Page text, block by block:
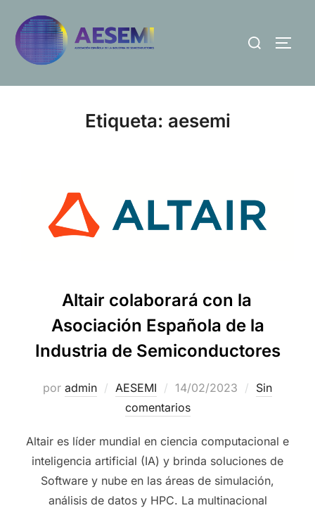
Etiqueta: aesemi
Altair colaborará con la
Asociación Española de la
Industria de Semiconductores
por admin AESEMI 14/02/2023
Sin
comentarios
Altair es líder mundial en ciencia computacional e
inteligencia artificial (IA) y brinda soluciones de
Software y nube en las áreas de simulación,
análisis de datos y HPC. La multinacional